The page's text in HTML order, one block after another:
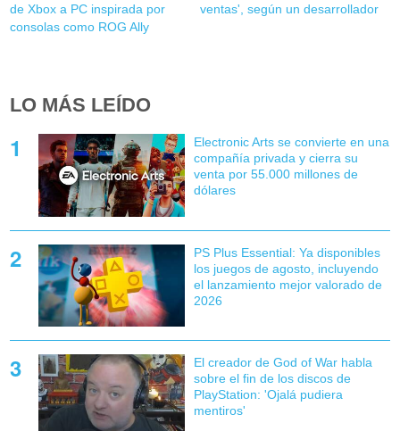
de Xbox a PC inspirada por
consolas como ROG Ally
ventas', según un desarrollador
LO MÁS LEÍDO
Electronic Arts se convierte en una
compañía privada y cierra su
venta por 55.000 millones de
dólares
PS Plus Essential: Ya disponibles
los juegos de agosto, incluyendo
el lanzamiento mejor valorado de
2026
El creador de God of War habla
sobre el fin de los discos de
PlayStation: 'Ojalá pudiera
mentiros'